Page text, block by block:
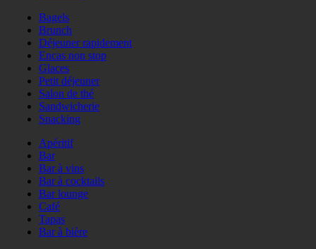
Bagels
Brunch
Déjeuner rapidement
Encas non stop
Glaces
Petit déjeuner
Salon de thé
Sandwicherie
Snacking
Apéritif
Bar
Bar à vins
Bar à cocktails
Bar lounge
Café
Tapas
Bar à bière